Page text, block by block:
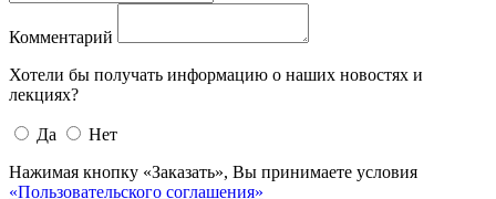
Комментарий
Хотели бы получать информацию о наших новостях и
лекциях?
Да
Нет
Нажимая кнопку «Заказать», Вы принимаете условия
«Пользовательского соглашения»